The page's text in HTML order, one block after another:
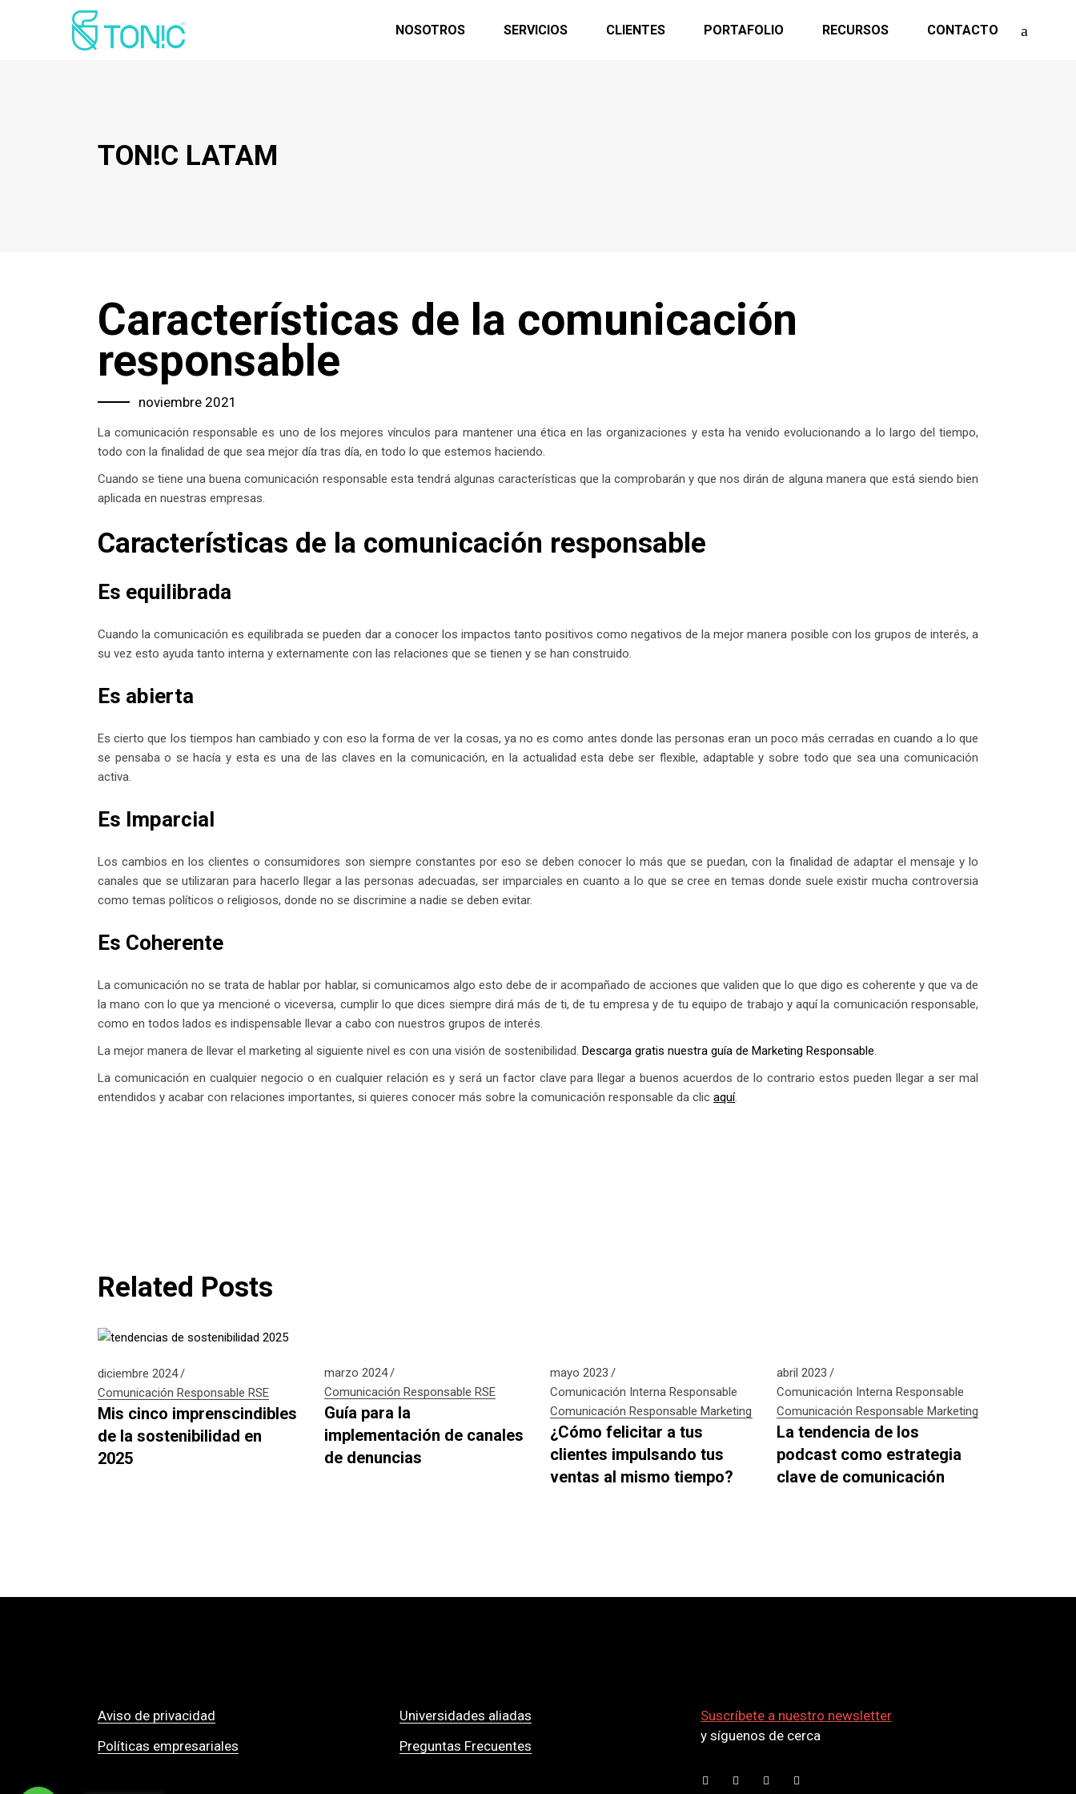
NOSOTROS SERVICIOS CLIENTES PORTAFOLIO RECURSOS CONTACTO
TON!C LATAM
Características de la comunicación
responsable
noviembre 2021
La comunicación responsable es uno de los mejores vínculos para mantener una ética en las organizaciones y esta ha venido evolucionando a lo largo del tiempo,
todo con la finalidad de que sea mejor día tras día, en todo lo que estemos haciendo.
Cuando se tiene una buena comunicación responsable esta tendrá algunas características que la comprobarán y que nos dirán de alguna manera que está siendo bien
aplicada en nuestras empresas.
Características de la comunicación responsable
Es equilibrada
Cuando la comunicación es equilibrada se pueden dar a conocer los impactos tanto positivos como negativos de la mejor manera posible con los grupos de interés, a
su vez esto ayuda tanto interna y externamente con las relaciones que se tienen y se han construido.
Es abierta
Es cierto que los tiempos han cambiado y con eso la forma de ver la cosas, ya no es como antes donde las personas eran un poco más cerradas en cuando a lo que
se pensaba o se hacía y esta es una de las claves en la comunicación, en la actualidad esta debe ser flexible, adaptable y sobre todo que sea una comunicación
activa.
Es Imparcial
Los cambios en los clientes o consumidores son siempre constantes por eso se deben conocer lo más que se puedan, con la finalidad de adaptar el mensaje y lo
canales que se utilizaran para hacerlo llegar a las personas adecuadas, ser imparciales en cuanto a lo que se cree en temas donde suele existir mucha controversia
como temas políticos o religiosos, donde no se discrimine a nadie se deben evitar.
Es Coherente
La comunicación no se trata de hablar por hablar, si comunicamos algo esto debe de ir acompañado de acciones que validen que lo que digo es coherente y que va de
la mano con lo que ya mencioné o viceversa, cumplir lo que dices siempre dirá más de ti, de tu empresa y de tu equipo de trabajo y aquí la comunicación responsable,
como en todos lados es indispensable llevar a cabo con nuestros grupos de interés.
La mejor manera de llevar el marketing al siguiente nivel es con una visión de sostenibilidad. Descarga gratis nuestra guía de Marketing Responsable.
La comunicación en cualquier negocio o en cualquier relación es y será un factor clave para llegar a buenos acuerdos de lo contrario estos pueden llegar a ser mal
entendidos y acabar con relaciones importantes, si quieres conocer más sobre la comunicación responsable da clic aquí.
Related Posts
diciembre 2024
Comunicación Responsable RSE
Mis cinco imprenscindibles
de la sostenibilidad en
2025
marzo 2024
Comunicación Responsable RSE
Guía para la
implementación de canales
de denuncias
mayo 2023
Comunicación Interna Responsable
Comunicación Responsable Marketing
¿Cómo felicitar a tus
clientes impulsando tus
ventas al mismo tiempo?
abril 2023
Comunicación Interna Responsable
Comunicación Responsable Marketing
La tendencia de los
podcast como estrategia
clave de comunicación
Aviso de privacidad
Políticas empresariales
Universidades aliadas
Preguntas Frecuentes
Suscríbete a nuestro newsletter
y síguenos de cerca